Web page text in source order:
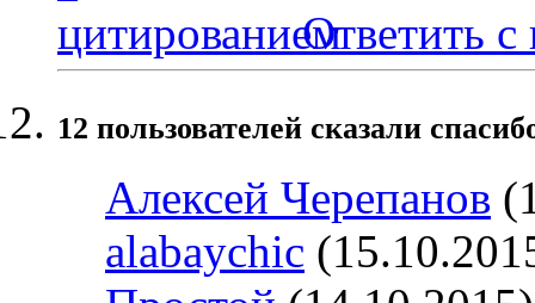
Ответить с
12 пользователей сказали
Алексей Черепанов
alabaychic